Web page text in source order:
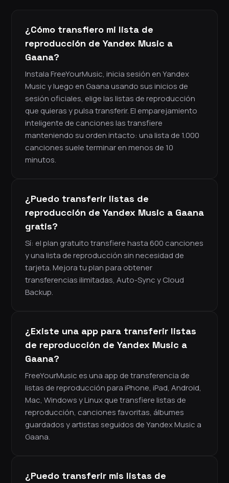
¿Cómo transfiero mi lista de
reproducción de Yandex Music a
Gaana?
Instala FreeYourMusic, inicia sesión en Yandex
Music y luego en Gaana usando sus inicios de
sesión oficiales, elige las listas de reproducción
que quieras y pulsa transferir. El emparejamiento
inteligente de canciones las transfiere
manteniendo su orden intacto: una lista de 1.000
canciones suele terminar en menos de 10
minutos.
¿Puedo transferir listas de
reproducción de Yandex Music a Gaana
gratis?
Sí: el plan gratuito transfiere hasta 600 canciones
y una lista de reproducción sin necesidad de
tarjeta. Mejora tu plan para obtener
transferencias ilimitadas, Auto-Sync y Cloud
Backup.
¿Existe una app para transferir listas
de reproducción de Yandex Music a
Gaana?
FreeYourMusic es una app de transferencia de
listas de reproducción para iPhone, iPad, Android,
Mac, Windows y Linux que transfiere listas de
reproducción, canciones favoritas, álbumes
guardados y artistas seguidos de Yandex Music a
Gaana.
¿Puedo transferir mis listas de